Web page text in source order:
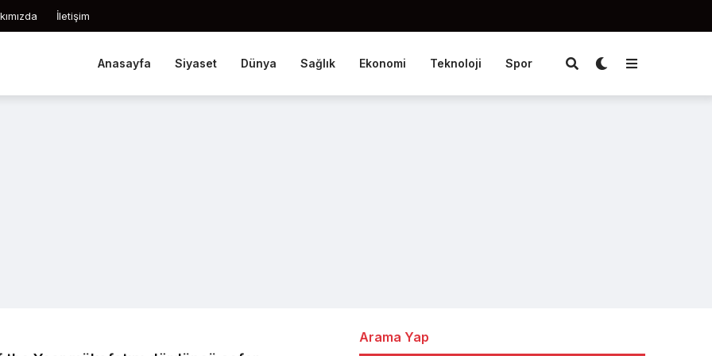
İletişim
Anasayfa Siyaset Dünya Sağlık Ekonomi Teknoloji Spor
Arama Yap